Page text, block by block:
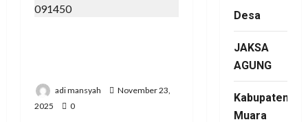
adi mansyah
November 23,
2025
0
Desa
JAKSA
AGUNG
Kabupaten
Muara